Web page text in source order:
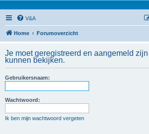
V&A
Home Forumoverzicht
Je moet geregistreerd en aangemeld
kunnen bekijken.
Gebruikersnaam:
Wachtwoord:
Ik ben mijn wachtwoord vergeten